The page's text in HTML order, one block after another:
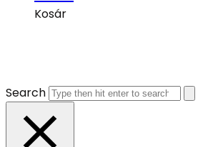
Kosár
Search